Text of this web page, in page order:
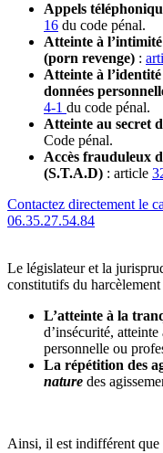
Appels
16 du code pénal.
Atteinte à
(porn revenge) :
Atteinte à
données
4-1 du code pénal.
Atteinte au secret
Code pénal.
Accès frauduleux
(S.T.A.D) : article
Contactez directement le
06.35.27.54.84
Le législateur et la
constitutifs du
L’atteinte à la
d’insécurité,
personnelle ou
La répétition des
nature des
Ainsi, il est indifférent que